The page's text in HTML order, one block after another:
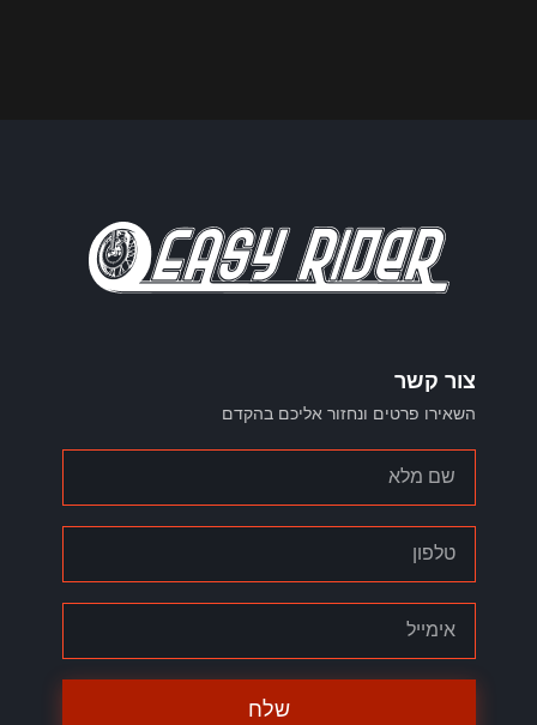
צור קשר
השאירו פרטים ונחזור אליכם בהקדם
שלח